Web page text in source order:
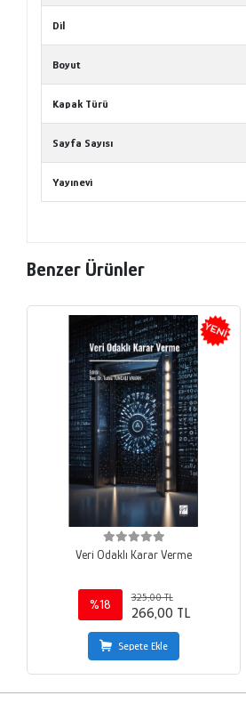
Dil
Boyut
Kapak Türü
Sayfa Sayısı
Yayınevi
Benzer Ürünler
Veri Odaklı Karar Verme
%18
325,00 TL
266,00 TL
Sepete Ekle